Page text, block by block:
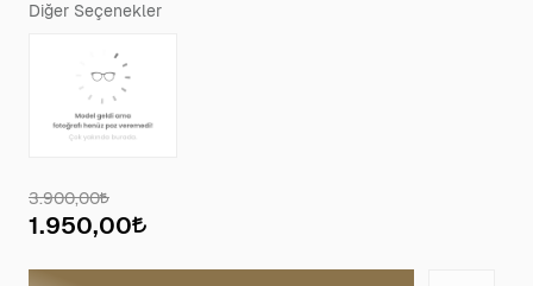
Diğer Seçenekler
3.900,00
1.950,00